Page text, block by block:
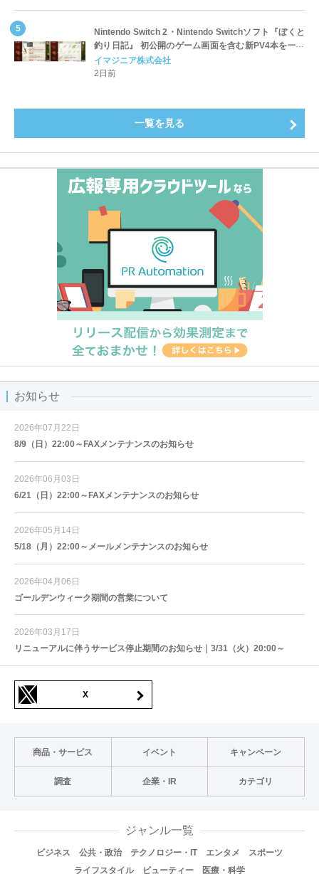
Nintendo Switch 2・Nintendo Switchソフト『ぼくと
釣り日記』 初公開のゲーム画面を含む新PV4本を一挙
公開！
イマジニア株式会社
2日前
一覧を見る
お知らせ
2026年07月22日
8/9（日）22:00～FAXメンテナンスのお知らせ
2026年06月03日
6/21（日）22:00～FAXメンテナンスのお知らせ
2026年05月14日
5/18（月）22:00～メールメンテナンスのお知らせ
2026年04月06日
ゴールデンウィーク期間の営業について
2026年03月17日
リニューアルに伴うサービス停止期間のお知らせ｜3/31（火）20:00～
X
商品・サービス イベント キャンペーン
調査 企業・IR カテゴリ
ジャンル一覧
ビジネス 公共・政治 テクノロジー・IT エンタメ
スポーツ
ライフスタイル
ビューティー 医療・科学